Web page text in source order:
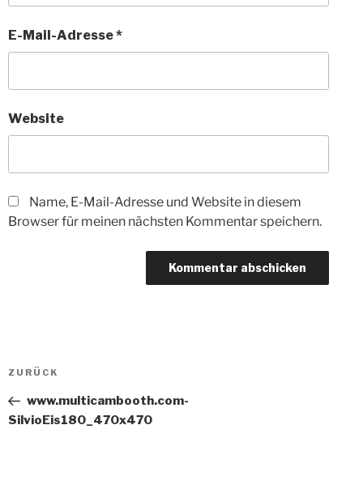
E-Mail-Adresse*
Website
Name, E-Mail-Adresse und Website in diesem
Browser für meinen nächsten Kommentar speichern.
Vorheriger
ZURÜCK
www.multicambooth.com-
SilvioEis180_470x470